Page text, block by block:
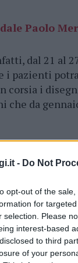
- Do Not
opt-out of the
for
selection. Please
interest-based
to third
of your
Paolo
dal 21 al
i pazienti
corsia i
che da
delle
come
aperto un
progetto
I corsi si
Bosco,
ha ispirato